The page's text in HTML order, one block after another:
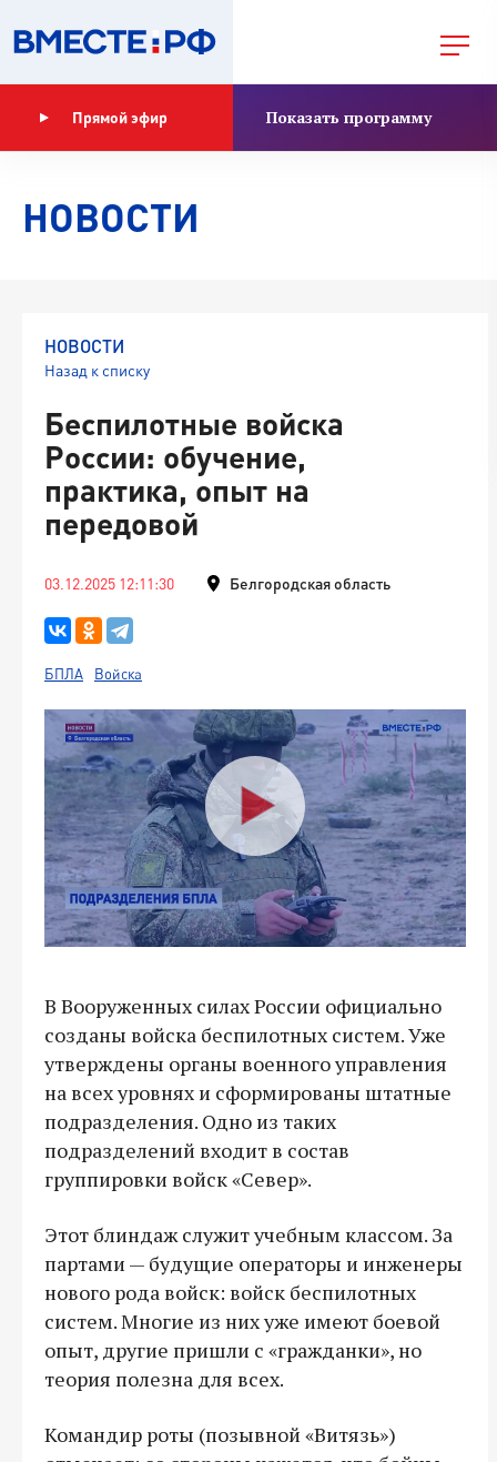
Прямой эфир Показать программу
НОВОСТИ
НОВОСТИ
Назад к списку
Беспилотные войска
России: обучение,
практика, опыт на
передовой
03.12.2025 12:11:30 Белгородская область
БПЛА Войска
В Вооруженных силах России официально
созданы войска беспилотных систем. Уже
утверждены органы военного управления
на всех уровнях и сформированы штатные
подразделения. Одно из таких
подразделений входит в состав
группировки войск «Север».
Этот блиндаж служит учебным классом. За
партами — будущие операторы и инженеры
нового рода войск: войск беспилотных
систем. Многие из них уже имеют боевой
опыт, другие пришли с «гражданки», но
теория полезна для всех.
Командир роты (позывной «Витязь»)